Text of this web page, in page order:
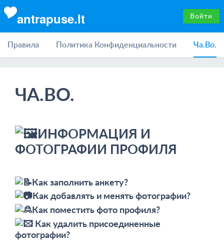
antrapuse.lt Войти
Правила Политика Конфиденциальности Ча.Во.
ЧА.ВО.
ИНФОРМАЦИЯ И
ФОТОГРАФИИ ПРОФИЛЯ
Как заполнить анкету?
Как добавлять и менять фотографии?
Как поместить фото профиля?
Как удалить присоединенные
фотографии?